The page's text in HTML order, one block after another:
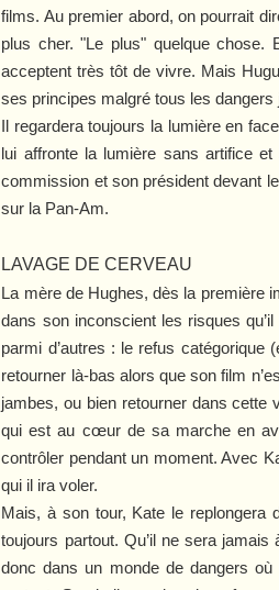
films. Au premier abord, on pourrait
plus cher. "Le plus" quelque chose.
acceptent très tôt de vivre. Mais
ses principes malgré tous les
Il regardera toujours la lumière en
lui affronte la lumière sans artifice
commission et son président devant
sur la Pan-Am.
LAVAGE DE CERVEAU
La mère de Hughes, dès la première
dans son inconscient les risques
parmi d’autres : le refus catégorique
retourner là-bas alors que son film
jambes, ou bien retourner dans cette
qui est au cœur de sa marche en
contrôler pendant un moment. Avec
qui il ira voler.
Mais, à son tour, Kate le replongera
toujours partout. Qu’il ne sera
donc dans un monde de dangers